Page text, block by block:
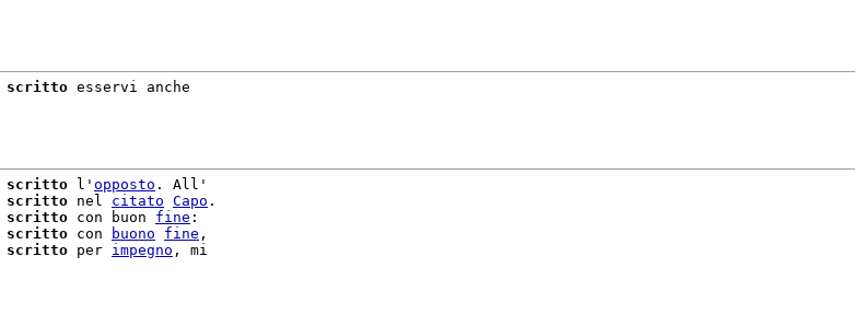
scritto esservi anche
scritto l' opposto . All'
scritto nel citato Capo .
scritto con buon fine :
scritto con buono fine ,
scritto per impegno , mi